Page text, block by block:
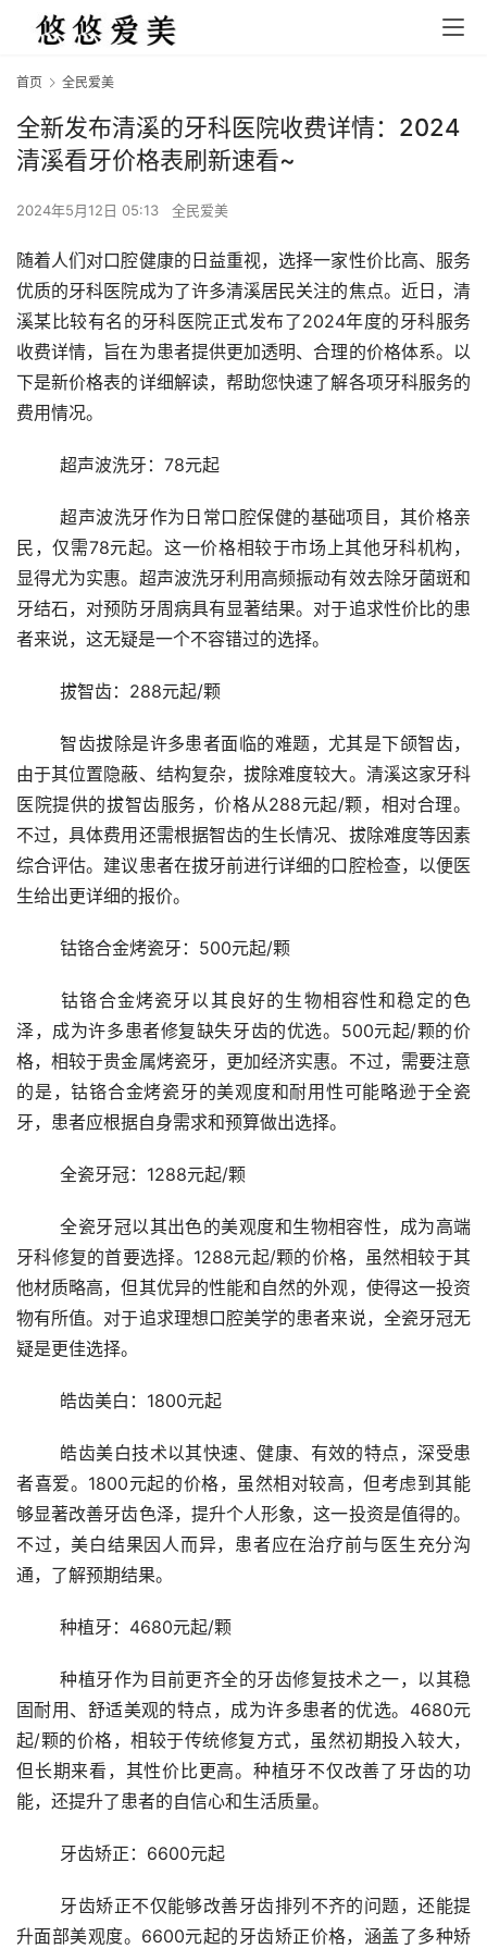
首页 全民爱美
全新发布清溪的牙科医院收费详情：2024
清溪看牙价格表刷新速看~
2024年5月12日 05:13 全民爱美
随着人们对口腔健康的日益重视，选择一家性价比高、服务
优质的牙科医院成为了许多清溪居民关注的焦点。近日，清
溪某比较有名的牙科医院正式发布了2024年度的牙科服务
收费详情，旨在为患者提供更加透明、合理的价格体系。以
下是新价格表的详细解读，帮助您快速了解各项牙科服务的
费用情况。
	超声波洗牙：78元起
	超声波洗牙作为日常口腔保健的基础项目，其价格亲
民，仅需78元起。这一价格相较于市场上其他牙科机构，
显得尤为实惠。超声波洗牙利用高频振动有效去除牙菌斑和
牙结石，对预防牙周病具有显著结果。对于追求性价比的患
者来说，这无疑是一个不容错过的选择。
	拔智齿：288元起/颗
	智齿拔除是许多患者面临的难题，尤其是下颌智齿，
由于其位置隐蔽、结构复杂，拔除难度较大。清溪这家牙科
医院提供的拔智齿服务，价格从288元起/颗，相对合理。
不过，具体费用还需根据智齿的生长情况、拔除难度等因素
综合评估。建议患者在拔牙前进行详细的口腔检查，以便医
生给出更详细的报价。
	钴铬合金烤瓷牙：500元起/颗
	钴铬合金烤瓷牙以其良好的生物相容性和稳定的色
泽，成为许多患者修复缺失牙齿的优选。500元起/颗的价
格，相较于贵金属烤瓷牙，更加经济实惠。不过，需要注意
的是，钴铬合金烤瓷牙的美观度和耐用性可能略逊于全瓷
牙，患者应根据自身需求和预算做出选择。
	全瓷牙冠：1288元起/颗
	全瓷牙冠以其出色的美观度和生物相容性，成为高端
牙科修复的首要选择。1288元起/颗的价格，虽然相较于其
他材质略高，但其优异的性能和自然的外观，使得这一投资
物有所值。对于追求理想口腔美学的患者来说，全瓷牙冠无
疑是更佳选择。
	皓齿美白：1800元起
者喜爱。1800元起的价格，虽然相对较高，但考虑到其能
够显著改善牙齿色泽，提升个人形象，这一投资是值得的。
不过，美白结果因人而异，患者应在治疗前与医生充分沟
通，了解预期结果。
	种植牙：4680元起/颗
	种植牙作为目前更齐全的牙齿修复技术之一，以其稳
固耐用、舒适美观的特点，成为许多患者的优选。4680元
起/颗的价格，相较于传统修复方式，虽然初期投入较大，
但长期来看，其性价比更高。种植牙不仅改善了牙齿的功
能，还提升了患者的自信心和生活质量。
	牙齿矫正：6600元起
升面部美观度。6600元起的牙齿矫正价格，涵盖了多种矫